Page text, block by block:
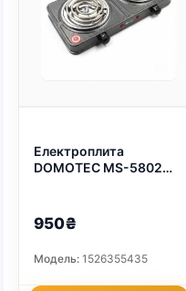
Електроплита
DOMOTEC MS-5802
4971)
950₴
Модель: 1526355435